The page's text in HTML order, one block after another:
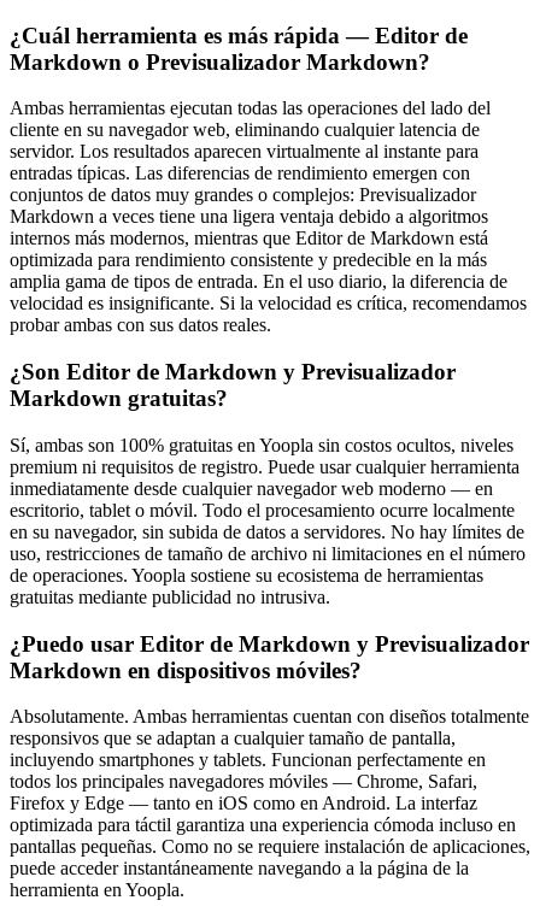
¿Cuál herramienta es más rápida — Editor de
Markdown o Previsualizador Markdown?
Ambas herramientas ejecutan todas las operaciones del lado del
cliente en su navegador web, eliminando cualquier latencia de
servidor. Los resultados aparecen virtualmente al instante para
entradas típicas. Las diferencias de rendimiento emergen con
conjuntos de datos muy grandes o complejos: Previsualizador
Markdown a veces tiene una ligera ventaja debido a algoritmos
internos más modernos, mientras que Editor de Markdown está
optimizada para rendimiento consistente y predecible en la más
amplia gama de tipos de entrada. En el uso diario, la diferencia de
velocidad es insignificante. Si la velocidad es crítica, recomendamos
probar ambas con sus datos reales.
¿Son Editor de Markdown y Previsualizador
Markdown gratuitas?
Sí, ambas son 100% gratuitas en Yoopla sin costos ocultos, niveles
premium ni requisitos de registro. Puede usar cualquier herramienta
inmediatamente desde cualquier navegador web moderno — en
escritorio, tablet o móvil. Todo el procesamiento ocurre localmente
en su navegador, sin subida de datos a servidores. No hay límites de
uso, restricciones de tamaño de archivo ni limitaciones en el número
de operaciones. Yoopla sostiene su ecosistema de herramientas
gratuitas mediante publicidad no intrusiva.
¿Puedo usar Editor de Markdown y Previsualizador
Markdown en dispositivos móviles?
Absolutamente. Ambas herramientas cuentan con diseños totalmente
responsivos que se adaptan a cualquier tamaño de pantalla,
incluyendo smartphones y tablets. Funcionan perfectamente en
todos los principales navegadores móviles — Chrome, Safari,
Firefox y Edge — tanto en iOS como en Android. La interfaz
optimizada para táctil garantiza una experiencia cómoda incluso en
pantallas pequeñas. Como no se requiere instalación de aplicaciones,
puede acceder instantáneamente navegando a la página de la
herramienta en Yoopla.